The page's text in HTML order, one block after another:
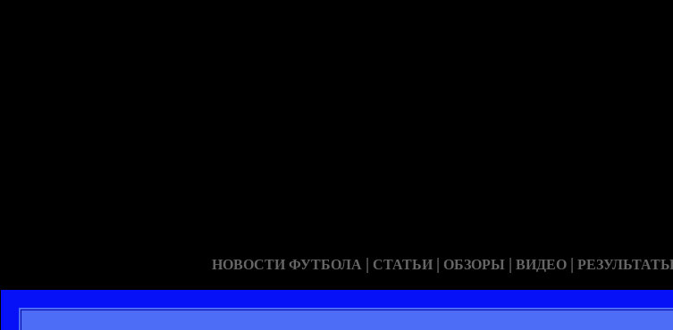
НОВОСТИ ФУТБОЛА | СТАТЬИ | ОБЗОРЫ | ВИДЕО |